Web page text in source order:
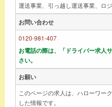
運送事業、引っ越し運送事業、ロ
お問い合わせ
0120-981-407
お電話の際は、「ドライバー求人
さい。
お願い
このページの求人は、ハローワー
した情報です。